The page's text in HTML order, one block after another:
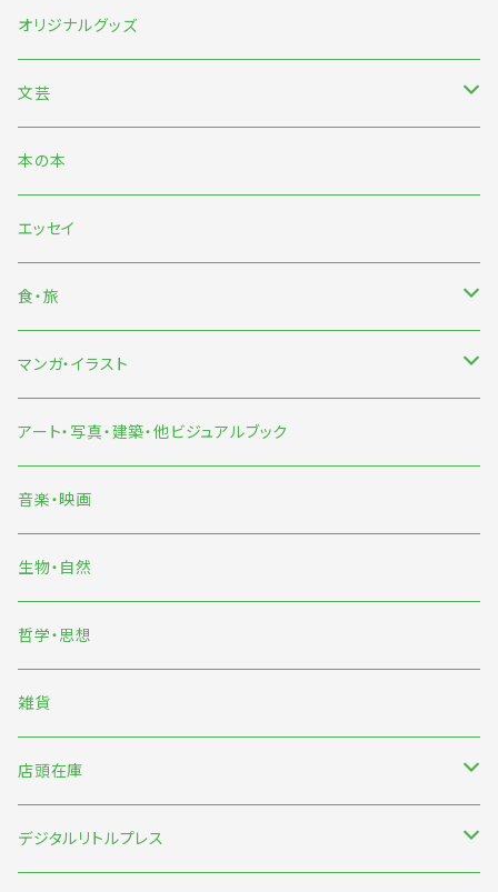
7月『グッバイ・ハロー・ワールド』『終末パートナー』刊行記念
オリジナルグッズ
文芸
日本文芸
海外文芸
詩歌・短歌・俳句
本の本
エッセイ
食・旅
食
旅
マンガ・イラスト
マンガ
イラスト
雨宮ひかる
くまおり純
アート・写真・建築・他ビジュアルブック
音楽・映画
生物・自然
哲学・思想
雑貨
店頭在庫
新刊台
デジタルリトルプレス